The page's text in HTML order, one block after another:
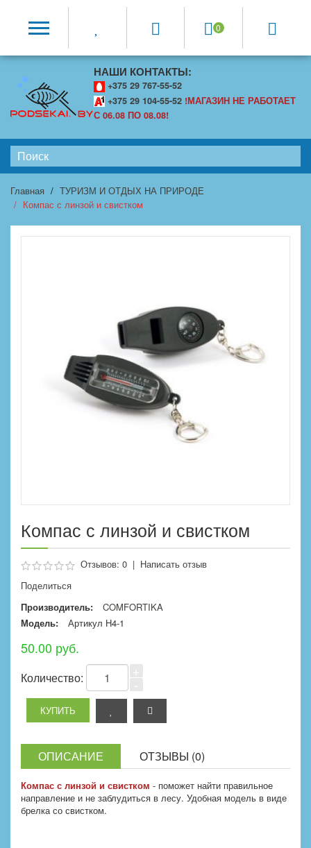
0
НАШИ КОНТАКТЫ:
+375 29 767-55-52
+375 29 104-55-52 !МАГАЗИН НЕ РАБОТАЕТ
С 06.08 ПО 08.08!
Главная
ТУРИЗМ И ОТДЫХ НА ПРИРОДЕ
Компас с линзой и свистком
Компас с линзой и свистком
Отзывов: 0 | Написать отзыв
Поделиться
Производитель:
COMFORTIKA
Модель:
Артикул H4-1
50.00 руб.
Количество:
ОПИСАНИЕ ОТЗЫВЫ (0)
Компас с линзой и свистком - поможет найти правильное
направление и не заблудиться в лесу. Удобная модель в виде
брелка со свистком.